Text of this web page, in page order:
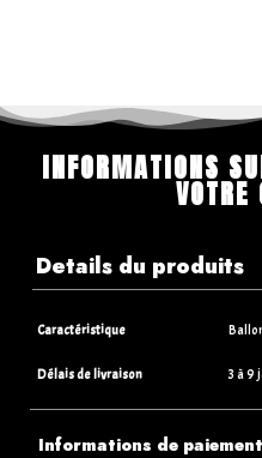
INFORMATIONS
VOTRE
Details du produits
Caractéristique
Délais de livraison 3 à 9
Informations de